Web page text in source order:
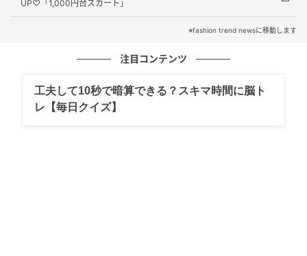
UP♡「1,000円台スカート」
※fashion trend newsに移動します
注目コンテンツ
工夫して10秒で暗算できる？スキマ時間に脳ト
レ【毎日クイズ】